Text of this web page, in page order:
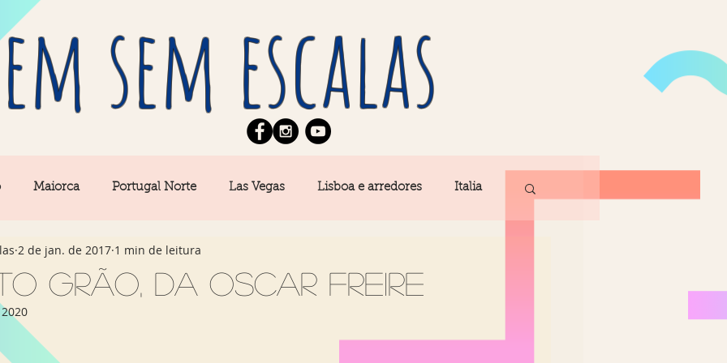
sem escalas
Maiorca Portugal Norte Las Vegas Lisboa e arredores Italia
News Berlim Algarve
Grão, da Oscar Freire
2 de jan. de 2017 1 min de leitura